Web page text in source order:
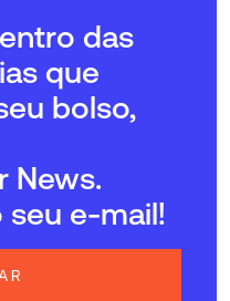
das
que
bolso,
News.
seu e-mail!